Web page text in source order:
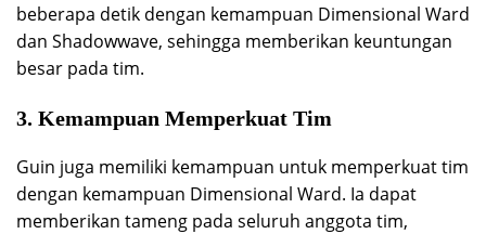
beberapa detik dengan kemampuan Dimensional Ward
dan Shadowwave, sehingga memberikan keuntungan
besar pada tim.
3. Kemampuan Memperkuat Tim
Guin juga memiliki kemampuan untuk memperkuat tim
dengan kemampuan Dimensional Ward. Ia dapat
memberikan tameng pada seluruh anggota tim,